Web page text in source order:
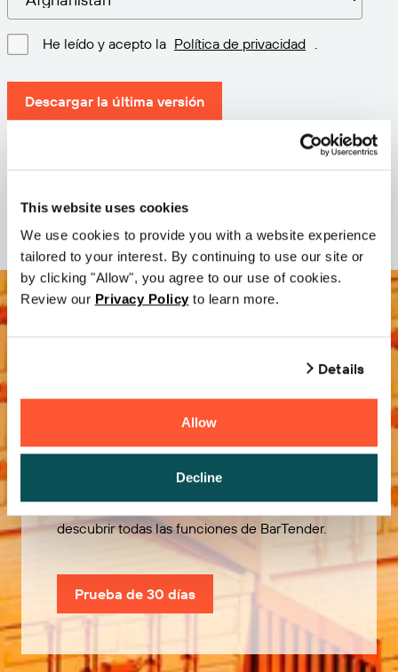
This website uses cookies
We use cookies to provide you with a website experience
tailored to your interest. By continuing to use our site or
by clicking "Allow", you agree to our use of cookies.
Review our Privacy Policy to learn more.
Details
Allow
Decline
He leído y acepto la Política de privacidad
Descargar la última versión
Fecha: 2026-05-05
Pruébelo gratis
Utilice nuestra prueba de 30 días para
descubrir todas las funciones de BarTender.
Prueba de 30 días